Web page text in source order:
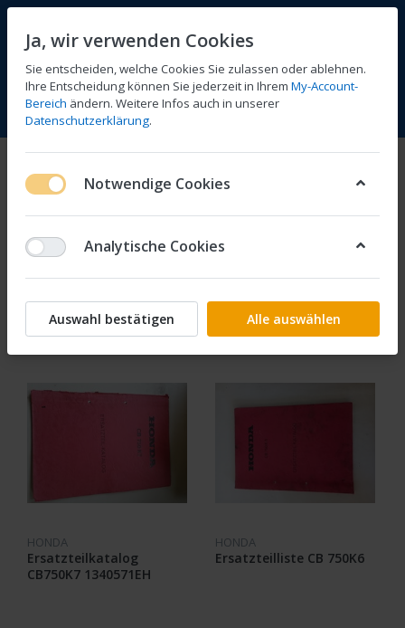
Menü Anmelden Vergleichen Wunschliste
Literatur
Werkstatthandbuch Kopie
Filtern Sortieren
HONDA
Ersatzteilkatalog
CB750K7 1340571EH
HONDA
Ersatzteilliste CB 750K6
Ja, wir verwenden Cookies
Sie entscheiden, welche Cookies Sie zulassen oder ablehnen.
Ihre Entscheidung können Sie jederzeit in Ihrem My-Account-
Bereich ändern. Weitere Infos auch in unserer
Datenschutzerklärung.
Notwendige Cookies
Analytische Cookies
Auswahl bestätigen Alle auswählen